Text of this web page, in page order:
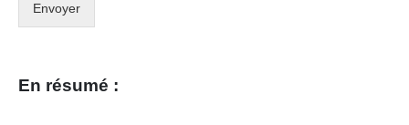
Envoyer
En résumé :